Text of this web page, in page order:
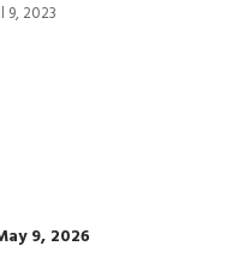
9, 2023
9, 2026